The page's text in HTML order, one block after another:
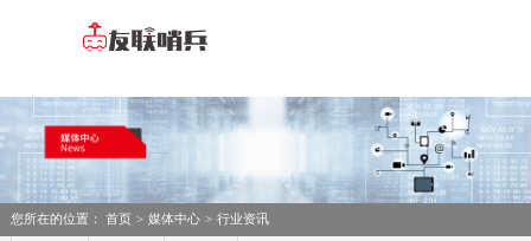
您所在的位置： 首页 > 媒体中心 > 行业资讯